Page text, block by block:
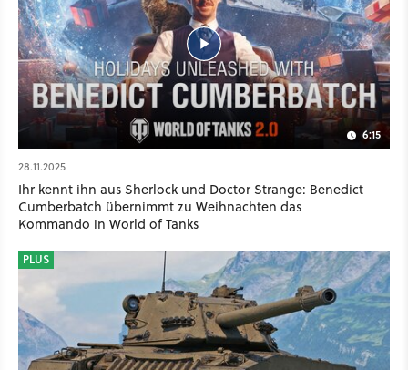
6:15
28.11.2025
Ihr kennt ihn aus Sherlock und Doctor Strange: Benedict
Cumberbatch übernimmt zu Weihnachten das
Kommando in World of Tanks
PLUS